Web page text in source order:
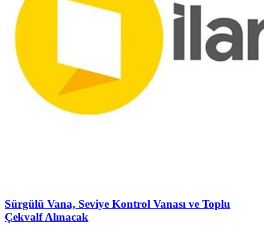
Sürgülü Vana, Seviye Kontrol Vanası ve Toplu
Çekvalf Alınacak